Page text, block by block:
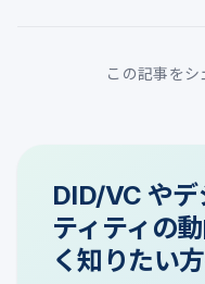
この記事をシ
DID/VC や
ティティの
く知りたい